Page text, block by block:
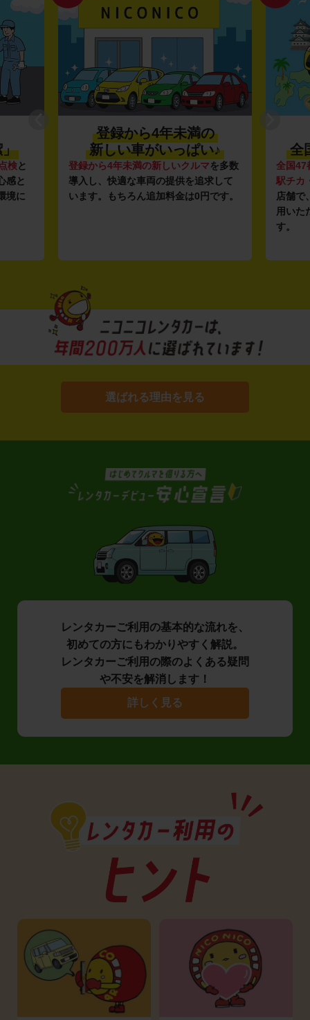
」
検と
感と
境に
登録から4年未満の
新しい車がいっぱい♪
登録から4年未満の新しいクルマを多数
導入し、快適な車両の提供を追求して
います。もちろん追加料金は0円です。
全
全国47
駅チカ
店舗で
用いた
す。
選ばれる理由を見る
レンタカーご利用の基本的な流れを、
初めての方にもわかりやすく解説。
レンタカーご利用の際のよくある疑問
や不安を解消します！
詳しく見る